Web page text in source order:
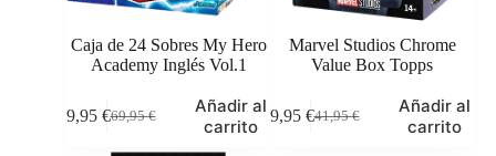
Caja de 24 Sobres My Hero
Academy Inglés Vol.1
69,95€
El
59,95 €El
Añadir al
carrito
Marvel Studios Chrome
Value Box Topps
41,95€
El
39,95 €El
Añadir al
carrito